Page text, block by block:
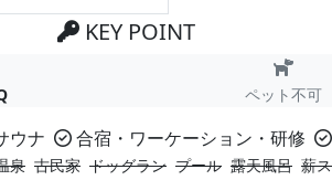
KEY POINT
ペット不可
ウナ 合宿・ワーケーション・研修
泉 古民家 ドッグラン プール 露天風呂 薪